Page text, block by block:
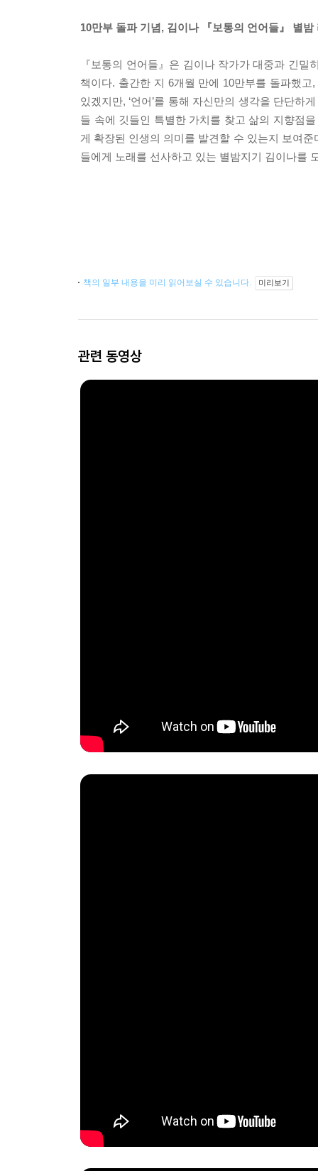
10만부 돌파 기념, 김이나 『보통의 언어들』 별
『보통의 언어들』은 김이나 작가가 대중과 긴
책이다. 출간한 지 6개월 만에 10만부를 돌파했
있겠지만, ‘언어’를 통해 자신만의 생각을 단단
들 속에 깃들인 특별한 가치를 찾고 삶의 지향점
게 확장된 인생의 의미를 발견할 수 있는지 보여
들에게 노래를 선사하고 있는 별밤지기 김이나를
책의 일부 내용을 미리 읽어보실 수 있습니다. 미리보기
관련 동영상